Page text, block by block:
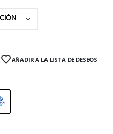
AÑADIR A LA LISTA DE DESEOS